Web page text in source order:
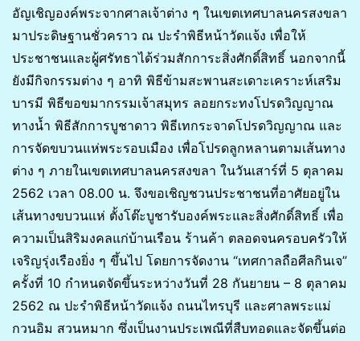
อัญเชิญองค์พระจากศาลเจ้าต่าง ๆ ในเขตเทศบาลนครสงขลา
มาประดิษฐานชั่วคราว ณ ปะรำพิธีหน้าวัดแจ้ง เพื่อให้
ประชาชนและผู้ศรัทธาได้ร่วมสักการะสิ่งศักดิ์สิทธิ์ นอกจากนี้
ยังมีกิจกรรมต่าง ๆ อาทิ พิธีข้ามสะพานสะเดาะเคราะห์เสริม
บารมี พิธีขอขมากรรมเจ้าสมุทร ลอยกระทงโปรดวิญญาณ
ทางน้ำ พิธีสักการบูชาดาว พิธีเทกระจาดโปรดวิญญาณ และ
การจัดขบวนแห่พระรอบเมือง เพื่อโปรดลูกหลานตามเส้นทาง
ต่าง ๆ ภายในเขตเทศบาลนครสงขลา ในวันเสาร์ที่ 5 ตุลาคม
2562 เวลา 08.00 น. จึงขอเชิญชวนประชาชนที่อาศัยอยู่ใน
เส้นทางขบวนแห่ ตั้งโต๊ะบูชารับองค์พระและสิ่งศักดิ์สิทธิ์ เพื่อ
ความเป็นสิริมงคลแก่บ้านเรือน ร้านค้า ตลอดจนครอบครัวให้
เจริญรุ่งเรืองยิ่ง ๆ ขึ้นไป โดยการจัดงาน “เทศกาลถือศีลกินเจ”
ครั้งที่ 10 กำหนดจัดขึ้นระหว่างวันที่ 28 กันยายน – 8 ตุลาคม
2562 ณ ปะรำพิธีหน้าวัดแจ้ง ถนนไทรบุรี และศาลพระแม่
กวนอิม สวนหมาก ซึ่งเป็นงานประเพณีที่สืบทอดและจัดขึ้นต่อ